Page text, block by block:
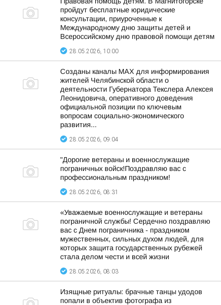
пройдут бесплатные юридические
консультации, приуроченные к
Международному дню защиты детей и
Всероссийскому дню правовой помощи детям
28.05.2026, 10:00
Созданы каналы МАХ для информирования
жителей Челябинской области о
деятельности Губернатора Текслера Алексея
Леонидовича, оперативного доведения
официальной позиции по ключевым
вопросам социально-экономического
развития...
28.05.2026, 09:04
"Дорогие ветераны и военнослужащие
пограничных войск!Поздравляю вас с
профессиональным праздником!
28.05.2026, 08:31
«Уважаемые военнослужащие и ветераны
пограничной службы! Сердечно поздравляю
вас с Днем пограничника - праздником
мужественных, сильных духом людей, для
которых защита государственных рубежей
стала делом чести и всей жизни
28.05.2026, 08:03
Изящные ритуалы: брачные танцы удодов
попали в объектив фотографа из